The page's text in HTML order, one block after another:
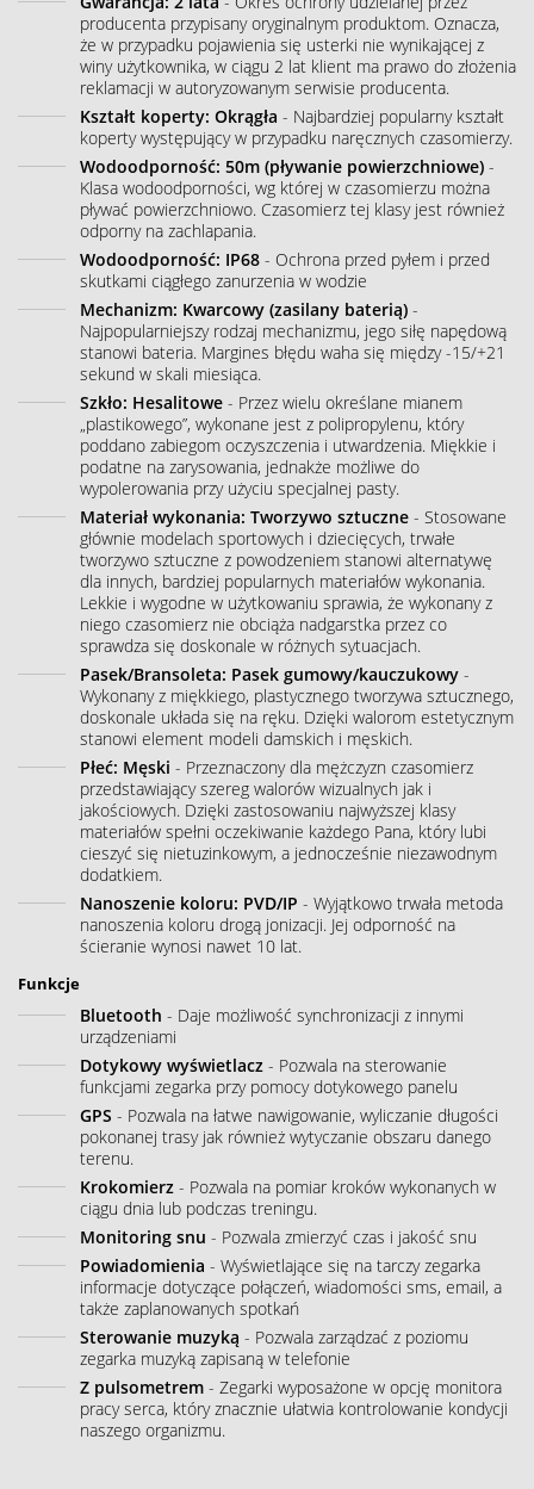
producenta przypisany oryginalnym produktom. Oznacza,
że w przypadku pojawienia się usterki nie wynikającej z
winy użytkownika, w ciągu 2 lat klient ma prawo do złożenia
reklamacji w autoryzowanym serwisie producenta.
Kształt koperty: Okrągła - Najbardziej popularny kształt
koperty występujący w przypadku naręcznych czasomierzy.
Wodoodporność: 50m (pływanie powierzchniowe) -
Klasa wodoodporności, wg której w czasomierzu można
pływać powierzchniowo. Czasomierz tej klasy jest również
odporny na zachlapania.
Wodoodporność: IP68 - Ochrona przed pyłem i przed
skutkami ciągłego zanurzenia w wodzie
Mechanizm: Kwarcowy (zasilany baterią) -
Najpopularniejszy rodzaj mechanizmu, jego siłę napędową
stanowi bateria. Margines błędu waha się między -15/+21
sekund w skali miesiąca.
Szkło: Hesalitowe - Przez wielu określane mianem
„plastikowego”, wykonane jest z polipropylenu, który
poddano zabiegom oczyszczenia i utwardzenia. Miękkie i
podatne na zarysowania, jednakże możliwe do
wypolerowania przy użyciu specjalnej pasty.
Materiał wykonania: Tworzywo sztuczne - Stosowane
głównie modelach sportowych i dziecięcych, trwałe
tworzywo sztuczne z powodzeniem stanowi alternatywę
dla innych, bardziej popularnych materiałów wykonania.
Lekkie i wygodne w użytkowaniu sprawia, że wykonany z
niego czasomierz nie obciąża nadgarstka przez co
sprawdza się doskonale w różnych sytuacjach.
Pasek/Bransoleta: Pasek gumowy/kauczukowy -
Wykonany z miękkiego, plastycznego tworzywa sztucznego,
doskonale układa się na ręku. Dzięki walorom estetycznym
stanowi element modeli damskich i męskich.
Płeć: Męski - Przeznaczony dla mężczyzn czasomierz
przedstawiający szereg walorów wizualnych jak i
jakościowych. Dzięki zastosowaniu najwyższej klasy
materiałów spełni oczekiwanie każdego Pana, który lubi
cieszyć się nietuzinkowym, a jednocześnie niezawodnym
dodatkiem.
Nanoszenie koloru: PVD/IP - Wyjątkowo trwała metoda
nanoszenia koloru drogą jonizacji. Jej odporność na
ścieranie wynosi nawet 10 lat.
Funkcje
Bluetooth - Daje możliwość synchronizacji z innymi
urządzeniami
Dotykowy wyświetlacz - Pozwala na sterowanie
funkcjami zegarka przy pomocy dotykowego panelu
GPS - Pozwala na łatwe nawigowanie, wyliczanie długości
pokonanej trasy jak również wytyczanie obszaru danego
terenu.
Krokomierz - Pozwala na pomiar kroków wykonanych w
ciągu dnia lub podczas treningu.
Monitoring snu - Pozwala zmierzyć czas i jakość snu
Powiadomienia - Wyświetlające się na tarczy zegarka
informacje dotyczące połączeń, wiadomości sms, email, a
także zaplanowanych spotkań
Sterowanie muzyką - Pozwala zarządzać z poziomu
zegarka muzyką zapisaną w telefonie
Z pulsometrem - Zegarki wyposażone w opcję monitora
pracy serca, który znacznie ułatwia kontrolowanie kondycji
naszego organizmu.